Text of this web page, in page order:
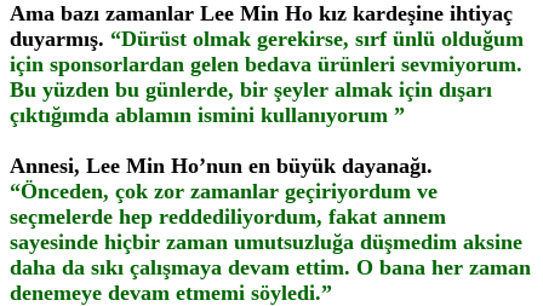
Ama bazı zamanlar Lee Min Ho kız kardeşine ihtiyaç
duyarmış. “Dürüst olmak gerekirse, sırf ünlü olduğum
için sponsorlardan gelen bedava ürünleri sevmiyorum.
Bu yüzden bu günlerde, bir şeyler almak için dışarı
çıktığımda ablamın ismini kullanıyorum ”
Annesi, Lee Min Ho’nun en büyük dayanağı.
“Önceden, çok zor zamanlar geçiriyordum ve
seçmelerde hep reddediliyordum, fakat annem
sayesinde hiçbir zaman umutsuzluğa düşmedim aksine
daha da sıkı çalışmaya devam ettim. O bana her zaman
denemeye devam etmemi söyledi.”